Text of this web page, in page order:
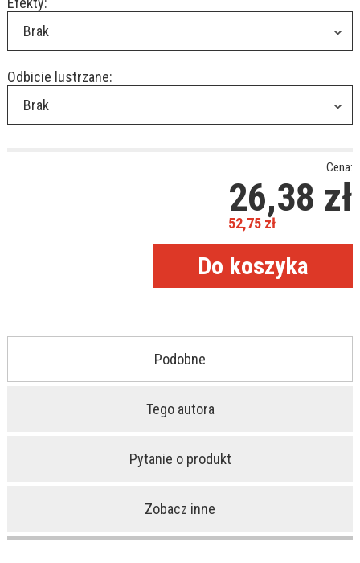
Brak
Odbicie lustrzane:
Brak
Cena:
26,38 zł
52,75zł
Podobne
Tego autora
Pytanie o produkt
Zobacz inne